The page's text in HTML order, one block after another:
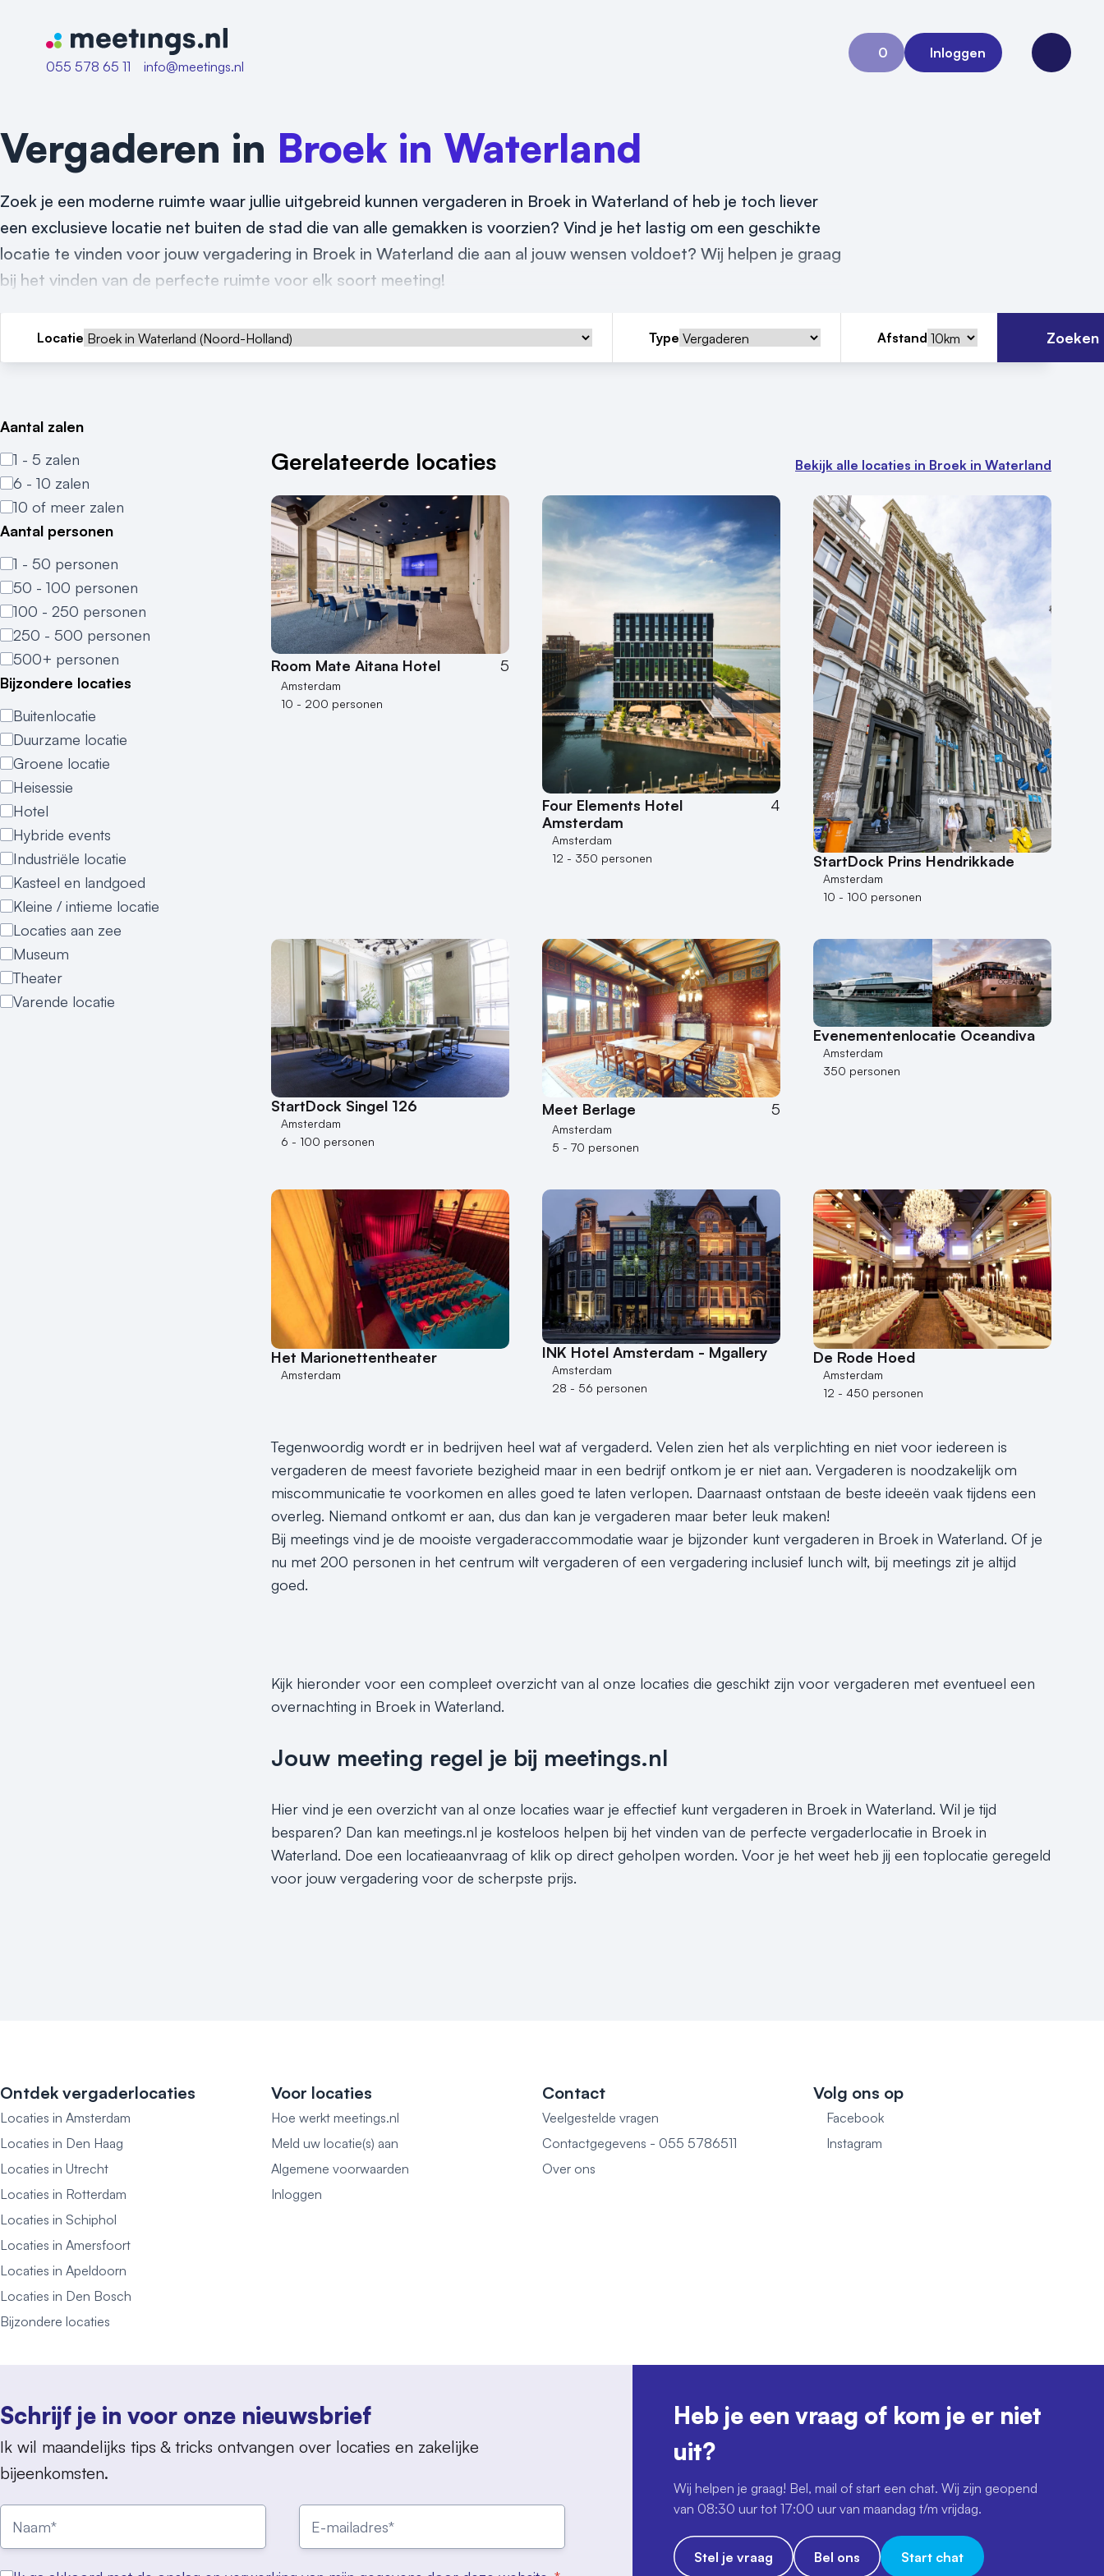
Naar home van Meetings
055 578 65 11
info@meetings.nl
0
Aanvraag 0
Inloggen
Open
Vergaderen in Broek in Waterland
Zoek je een moderne ruimte waar jullie uitgebreid kunnen vergaderen in Broek in Waterland of heb je toch liever
een exclusieve locatie net buiten de stad die van alle gemakken is voorzien? Vind je het lastig om een geschikte
locatie te vinden voor jouw vergadering in Broek in Waterland die aan al jouw wensen voldoet? Wij helpen je graag
bij het vinden van de perfecte ruimte voor elk soort meeting!
Locatie Type Afstand Zoeken
Aantal zalen
1 - 5 zalen
6 - 10 zalen
10 of meer zalen
Aantal personen
1 - 50 personen
50 - 100 personen
100 - 250 personen
250 - 500 personen
500+ personen
Bijzondere locaties
Buitenlocatie
Duurzame locatie
Groene locatie
Heisessie
Hotel
Hybride events
Industriële locatie
Kasteel en landgoed
Kleine / intieme locatie
Locaties aan zee
Museum
Theater
Varende locatie
Gerelateerde locaties Bekijk alle locaties in Broek in Waterland
Room Mate Aitana Hotel 5
Amsterdam
10 - 200 personen
Four Elements Hotel
Amsterdam
4
Amsterdam
12 - 350 personen
StartDock Prins Hendrikkade
Amsterdam
10 - 100 personen
StartDock Singel 126
Amsterdam
6 - 100 personen
Meet Berlage 5
Amsterdam
5 - 70 personen
Evenementenlocatie Oceandiva
Amsterdam
350 personen
Het Marionettentheater
Amsterdam
INK Hotel Amsterdam - Mgallery
Amsterdam
28 - 56 personen
De Rode Hoed
Amsterdam
12 - 450 personen
Tegenwoordig wordt er in bedrijven heel wat af vergaderd. Velen zien het als verplichting en niet voor iedereen is
vergaderen de meest favoriete bezigheid maar in een bedrijf ontkom je er niet aan. Vergaderen is noodzakelijk om
miscommunicatie te voorkomen en alles goed te laten verlopen. Daarnaast ontstaan de beste ideeën vaak tijdens een
overleg. Niemand ontkomt er aan, dus dan kan je vergaderen maar beter leuk maken!
Bij meetings vind je de mooiste vergaderaccommodatie waar je bijzonder kunt vergaderen in Broek in Waterland. Of je
nu met 200 personen in het centrum wilt vergaderen of een vergadering inclusief lunch wilt, bij meetings zit je altijd
goed.
Kijk hieronder voor een compleet overzicht van al onze locaties die geschikt zijn voor vergaderen met eventueel een
overnachting in Broek in Waterland.
Jouw meeting regel je bij meetings.nl
Hier vind je een overzicht van al onze locaties waar je effectief kunt vergaderen in Broek in Waterland. Wil je tijd
besparen? Dan kan meetings.nl je kosteloos helpen bij het vinden van de perfecte vergaderlocatie in Broek in
Waterland. Doe een locatieaanvraag of klik op direct geholpen worden. Voor je het weet heb jij een toplocatie geregeld
voor jouw vergadering voor de scherpste prijs.
Ontdek vergaderlocaties
Locaties in Amsterdam
Locaties in Den Haag
Locaties in Utrecht
Locaties in Rotterdam
Locaties in Schiphol
Locaties in Amersfoort
Locaties in Apeldoorn
Locaties in Den Bosch
Bijzondere locaties
Voor locaties
Hoe werkt meetings.nl
Meld uw locatie(s) aan
Algemene voorwaarden
Inloggen
Contact
Veelgestelde vragen
Contactgegevens - 055 5786511
Over ons
Volg ons op
Facebook
Instagram
Schrijf je in voor onze nieuwsbrief
Ik wil maandelijks tips & tricks ontvangen over locaties en zakelijke
bijeenkomsten.
Heb je een vraag of kom je er niet
uit?
Wij helpen je graag! Bel, mail of start een chat. Wij zijn geopend
van 08:30 uur tot 17:00 uur van maandag t/m vrijdag.
Stel je vraag Bel ons Start chat